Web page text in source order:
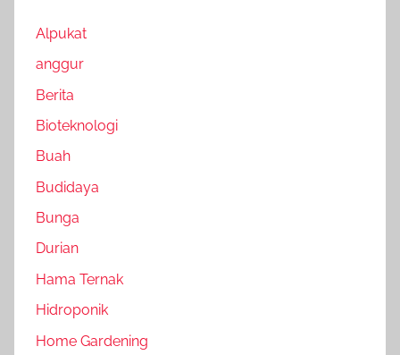
Alpukat
anggur
Berita
Bioteknologi
Buah
Budidaya
Bunga
Durian
Hama Ternak
Hidroponik
Home Gardening